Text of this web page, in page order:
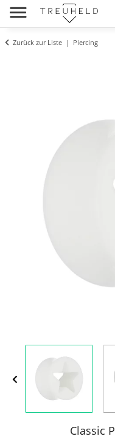
Zurück zur Liste Piercing
Classic